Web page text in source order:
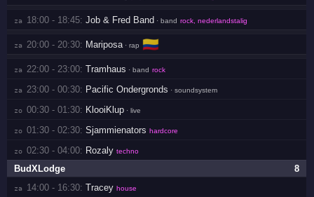
za 18:00 - 18:45: Job & Fred Band · band rock, nederlandstalig
za 20:00 - 20:30: Mariposa · rap 🇨🇴
za 22:00 - 23:00: Tramhaus · band rock
za 23:00 - 00:30: Pacific Ondergronds · soundsystem
zo 00:30 - 01:30: KlooiKlup · live
zo 01:30 - 02:30: Sjammienators hardcore
zo 02:30 - 04:00: Rozaly techno
8
BudXLodge
za 14:00 - 16:30: Tracey house